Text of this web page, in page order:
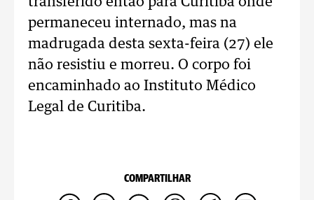
permaneceu internado, mas na
madrugada desta sexta-feira (27) ele
não resistiu e morreu. O corpo foi
encaminhado ao Instituto Médico
Legal de Curitiba.
COMPARTILHAR